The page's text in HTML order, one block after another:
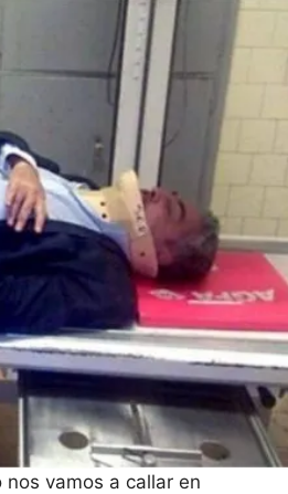
vamos a callar en